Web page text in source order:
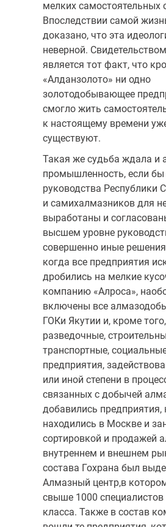
мелких самостоятельных
Впоследствии самой
доказано, что эта
неверной.
является тот факт, что
«Алданзолото» ни одно
золотодобывающее
смогло жить
к настоящему времени
существуют.
Такая же судьба ждала и
промышленность, если
руководства Республики
и самихалмазников для
выработаны и
высшем уровне
совершенно иные
когда все предприятия
дробились на мелкие
компанию «Алроса»,
включены все
ГОКи Якутии и, кроме
разведочные,
транспортные,
предприятия,
или иной степени в
связанных с добычей
добави­лись предприятия,
находились в Москве и
сортировкой и продажей
внутреннем и внешнем
состава Гохрана был
Алмазный центр,в
свыше 1000
класса. Также в состав